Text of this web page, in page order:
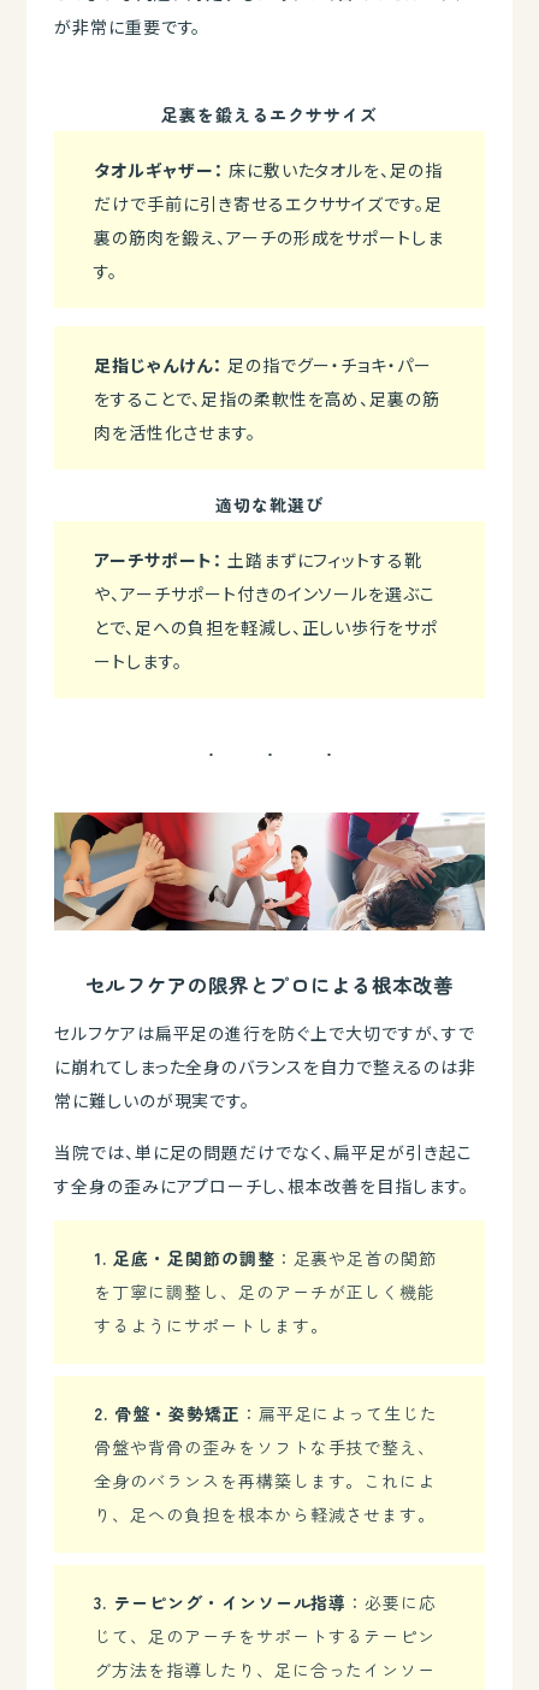
が非常に重要です。
足裏を鍛えるエクササイズ
タオルギャザー： 床に敷いたタオルを、足の指
だけで手前に引き寄せるエクササイズです。足
裏の筋肉を鍛え、アーチの形成をサポートしま
す。
足指じゃんけん： 足の指でグー・チョキ・パー
をすることで、足指の柔軟性を高め、足裏の筋
肉を活性化させます。
適切な靴選び
アーチサポート： 土踏まずにフィットする靴
や、アーチサポート付きのインソールを選ぶこ
とで、足への負担を軽減し、正しい歩行をサポ
ートします。
セルフケアの限界とプロによる根本改善
セルフケアは扁平足の進行を防ぐ上で大切ですが、すで
に崩れてしまった全身のバランスを自力で整えるのは非
常に難しいのが現実です。
当院では、単に足の問題だけでなく、扁平足が引き起こ
す全身の歪みにアプローチし、根本改善を目指します。
1. 足底・足関節の調整 ：足裏や足首の関節
を丁寧に調整し、足のアーチが正しく機能
するようにサポートします。
2. 骨盤・姿勢矯正 ：扁平足によって生じた
骨盤や背骨の歪みをソフトな手技で整え、
全身のバランスを再構築します。これによ
り、足への負担を根本から軽減させます。
3. テーピング・インソール指導 ：必要に応
じて、足のアーチをサポートするテーピン
グ方法を指導したり、足に合ったインソー